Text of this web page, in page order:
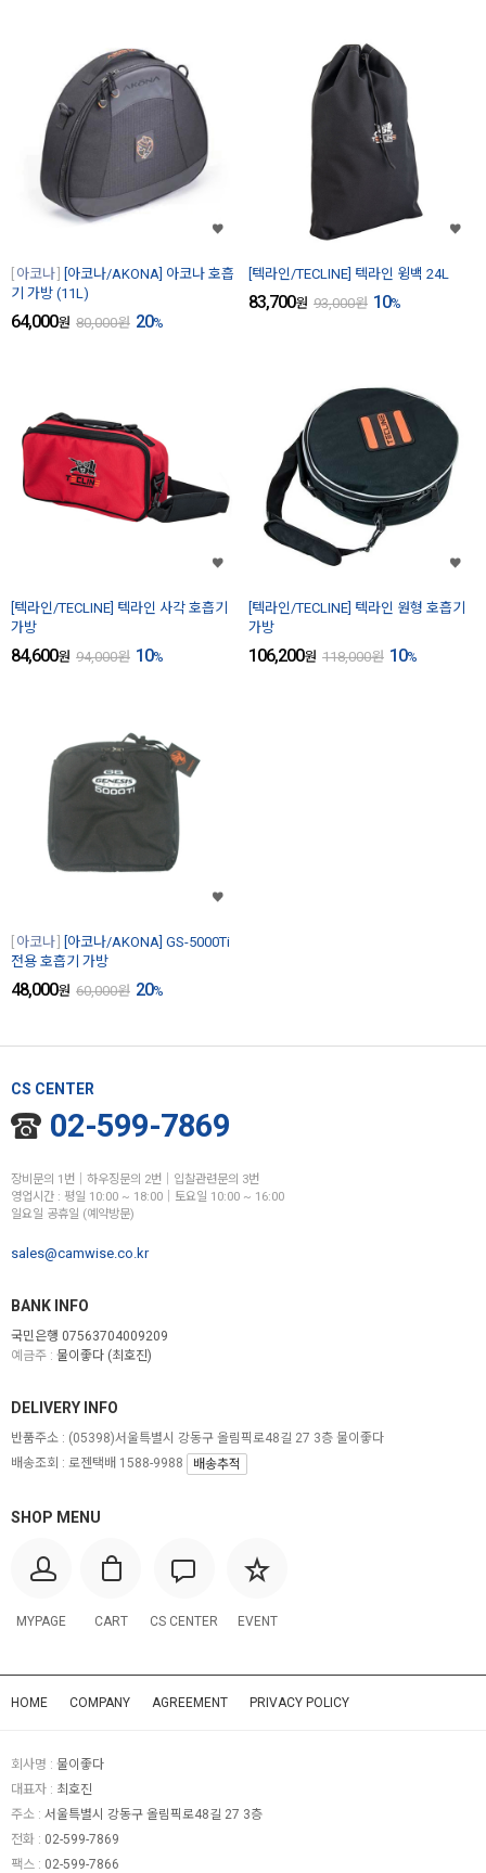
아코나
[아코나/AKONA] 아코나 호흡
기 가방 (11L)
64,000원 80,000원 20%
[텍라인/TECLINE] 텍라인 윙백 24L
83,700원 93,000원 10%
[텍라인/TECLINE] 텍라인 사각 호흡기
가방
84,600원 94,000원 10%
[텍라인/TECLINE] 텍라인 원형 호흡기
가방
106,200원 118,000원 10%
아코나
[아코나/AKONA] GS-5000Ti
전용 호흡기 가방
48,000원 60,000원 20%
CS CENTER
02-599-7869
장비문의 1번│하우징문의 2번│입찰관련문의 3번
영업시간 : 평일 10:00 ~ 18:00│토요일 10:00 ~ 16:00
일요일 공휴일 (예약방문)
sales@camwise.co.kr
BANK INFO
국민은행 07563704009209
예금주 : 물이좋다 (최호진)
SHOP MENU
MYPAGE CART CS CENTER EVENT
DELIVERY INFO
반품주소 : (05398)서울특별시 강동구 올림픽로48길 27 3층 물이좋다
배송조회 : 로젠택배 1588-9988
배송추적
HOME COMPANY AGREEMENT PRIVACY POLICY
회사명 : 물이좋다
대표자 : 최호진
주소 : 서울특별시 강동구 올림픽로48길 27 3층
전화 : 02-599-7869
팩스 : 02-599-7866